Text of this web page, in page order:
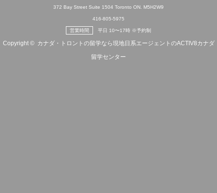
372 Bay Street Suite 1504 Toronto ON. M5H2W9
416-805-5975
営業時間 平日 10〜17時 ※予約制
Copyright © カナダ・トロントの留学なら現地日系エージェントのACTIV8カナダ
留学センター